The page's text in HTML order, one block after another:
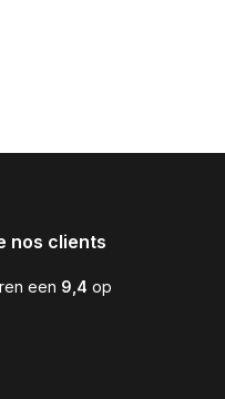
nos clients
een 9,4 op